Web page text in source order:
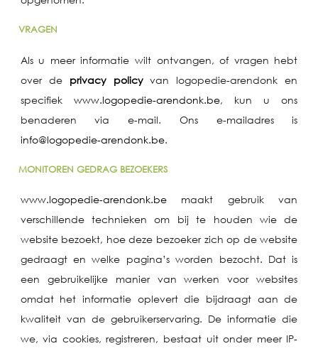
VRAGEN
Als u meer informatie wilt ontvangen, of vragen hebt
over de privacy policyvan logopedie-arendonk en
specifiek www.logopedie-arendonk.be, kun u ons
benaderen via e-mail. Ons e-mailadres is
info@logopedie-arendonk.be.
MONITOREN GEDRAG BEZOEKERS
www.logopedie-arendonk.bemaakt gebruik van
verschillende technieken om bij te houden wie de
website bezoekt, hoe deze bezoeker zich op de website
gedraagt en welke pagina’s worden bezocht. Dat is
een gebruikelijke manier van werken voor websites
omdat het informatie oplevert die bijdraagt aan de
kwaliteit van de gebruikerservaring. De informatie die
we, via cookies, registreren, bestaat uit onder meer IP-